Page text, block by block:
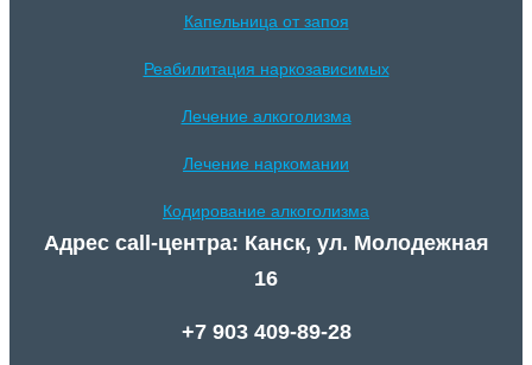
Капельница от запоя
Реабилитация наркозависимых
Лечение алкоголизма
Лечение наркомании
Кодирование алкоголизма
Адрес call-центра: Канск, ул. Молодежная
16
+7 903 409-89-28